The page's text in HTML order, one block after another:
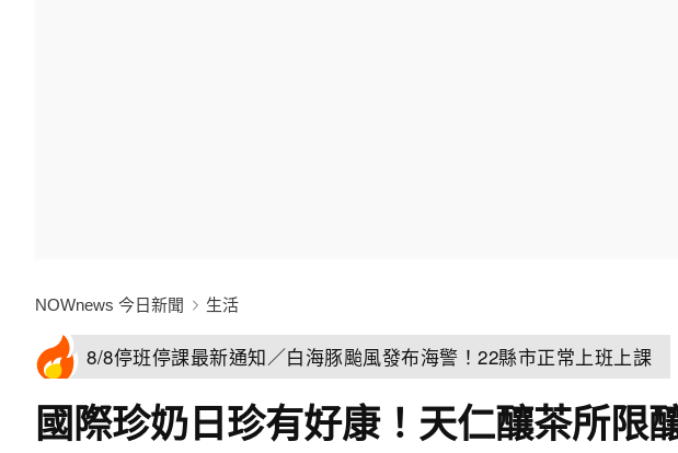
NOWnews 今日新聞 生活
8/8停班停課最新通知／白海豚颱風發布海警！22縣市正常上班上課
國際珍奶日珍有好康！天仁釀茶所限